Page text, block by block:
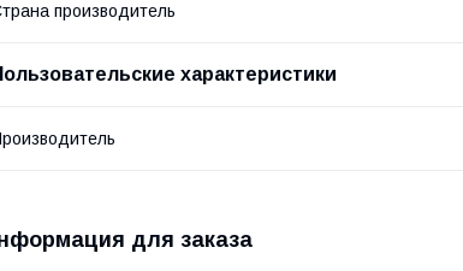
производитель
характеристики
для заказа